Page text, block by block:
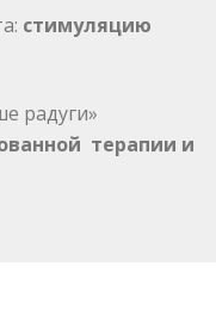
стимуляцию
радуги»
терапии и